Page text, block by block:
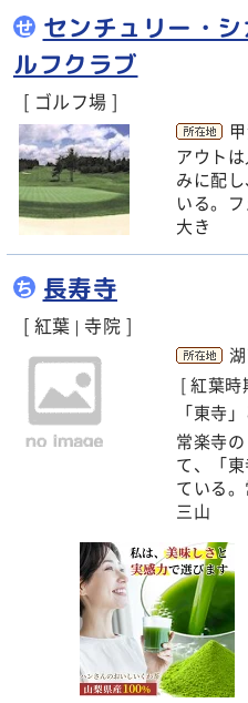
せ センチュリー・
ルフクラブ
[ ゴルフ場 ]
アウト
みに配
いる。
大き
ち 長寿寺
[ 紅葉 | 寺院 ]
[ 紅葉時
「東寺
常楽寺
て、「
ている
三山